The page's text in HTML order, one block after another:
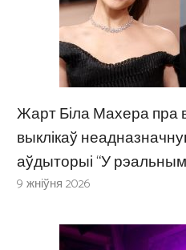
Жарт Біла Махера пра
выклікаў
аўдыторыі “У
9 жніўня 2026